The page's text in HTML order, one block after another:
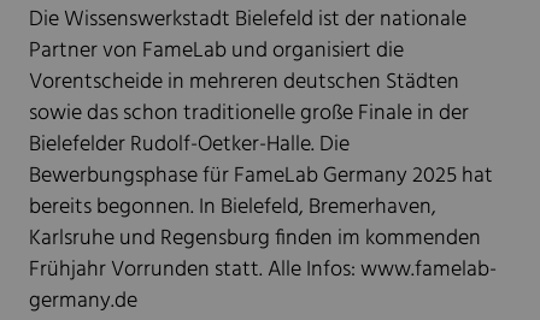
Die Wissenswerkstadt Bielefeld ist der nationale
Partner von FameLab und organisiert die
Vorentscheide in mehreren deutschen Städten
sowie das schon traditionelle große Finale in der
Bielefelder Rudolf-Oetker-Halle. Die
Bewerbungsphase für FameLab Germany 2025 hat
bereits begonnen. In Bielefeld, Bremerhaven,
Karlsruhe und Regensburg finden im kommenden
Frühjahr Vorrunden statt. Alle Infos: www.famelab-
germany.de